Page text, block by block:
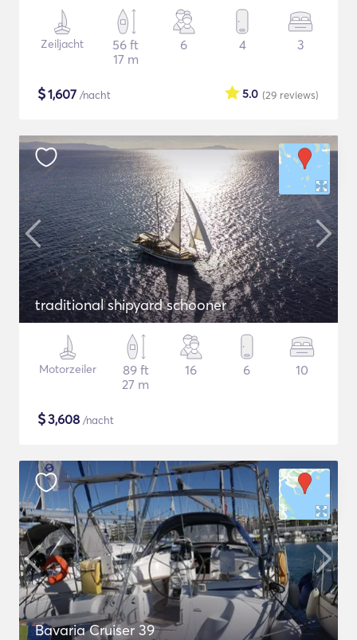
Zeiljacht
56 ft
17 m
6 4 3
$1,607 /nacht (29 reviews)
5.0
traditional shipyard schooner
Motorzeiler
89 ft
27 m
16 6 10
$3,608 /nacht
Bavaria Cruiser 39